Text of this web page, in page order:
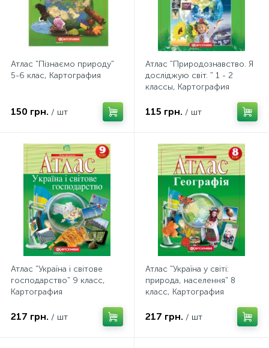
Атлас "Пізнаємо природу"
5-6 клас, Картография
150 грн. / шт
Атлас "Природознавство. Я
досліджую світ. " 1 - 2
классы, Картография
115 грн. / шт
Атлас "Україна і світове
господарство" 9 класс,
Картография
217 грн. / шт
Атлас "Україна у світі:
природа, населення" 8
класс, Картография
217 грн. / шт